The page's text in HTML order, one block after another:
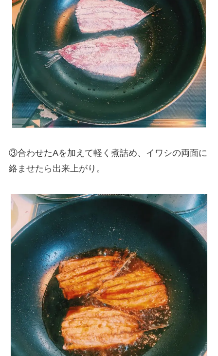
③合わせたAを加えて軽く煮詰め、イワシの両面に
絡ませたら出来上がり。